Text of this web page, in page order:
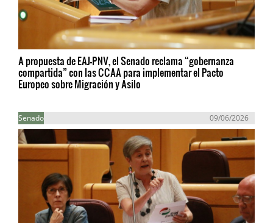
A propuesta de EAJ-PNV, el Senado reclama “gobernanza
compartida” con las CCAA para implementar el Pacto
Europeo sobre Migración y Asilo
Senado 09/06/2026